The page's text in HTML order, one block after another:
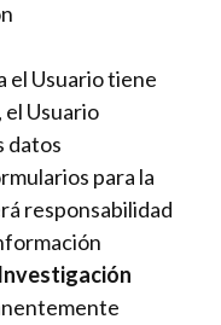
el Usuario tiene
Usuario
datos
para la
responsabilidad